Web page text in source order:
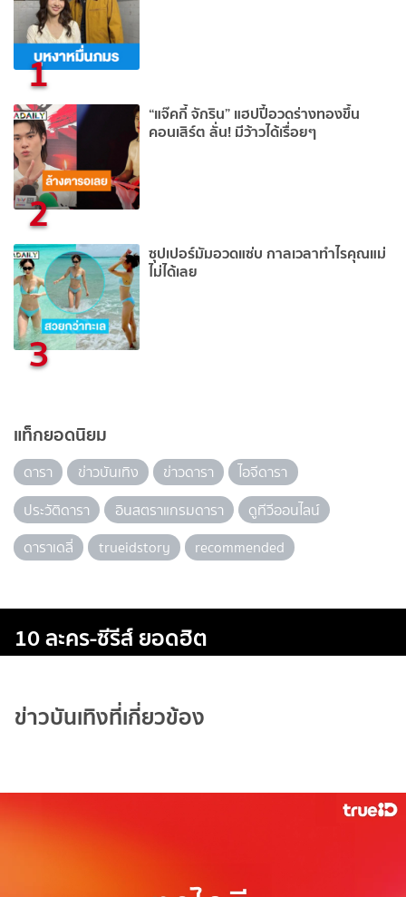
1
2
“แจ๊คกี้ จักริน” แฮปปี้อวดร่างทองขึ้น
คอนเสิร์ต ลั่น! มีว้าวได้เรื่อยๆ
3
ซุปเปอร์มัมอวดแซ่บ กาลเวลาทำไรคุณแม่
ไม่ได้เลย
แท็กยอดนิยม
ดารา ข่าวบันเทิง ข่าวดารา
ไอจีดารา
ประวัติดารา
อินสตราแกรมดารา
ดูทีวีออนไลน์
ดาราเดลี่
trueidstory recommended
10 ละคร-ซีรีส์ ยอดฮิต
ข่าวบันเทิงที่เกี่ยวข้อง